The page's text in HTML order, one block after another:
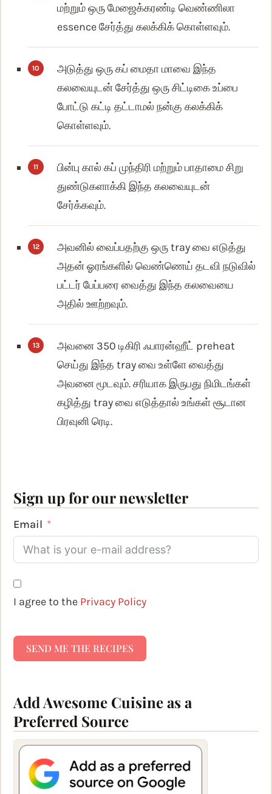
மற்றும் ஒரு மேஜைக்கரண்டி வெண்ணிலா
essence சேர்த்து கலக்கிக் கொள்ளவும்.
அடுத்து ஒரு கப் மைதா மாவை இந்த
கலவையுடன் சேர்த்து ஒரு சிட்டிகை உப்பை
போட்டு கட்டி தட்டாமல் நன்கு கலக்கிக்
கொள்ளவும்.
பின்பு கால் கப் முந்திரி மற்றும் பாதாமை சிறு
துண்டுகளாக்கி இந்த கலவையுடன்
சேர்க்கவும்.
அவனில் வைப்பதற்கு ஒரு tray வை எடுத்து
அதன் ஓரங்களில் வெண்ணெய் தடவி நடுவில்
பட்டர் பேப்பரை வைத்து இந்த கலவையை
அதில் ஊற்றவும்.
அவனை 350 டிகிரி ஃபாரன்ஹீட் preheat
செய்து இந்த tray வை உள்ளே வைத்து
அவனை மூடவும். சரியாக இருபது நிமிடங்கள்
கழித்து tray வை எடுத்தால் உங்கள் சூடான
பிரவுனி ரெடி.
Sign up for our newsletter
Email
I agree to the Privacy Policy
SEND ME THE RECIPES
Add Awesome Cuisine as a
Preferred Source